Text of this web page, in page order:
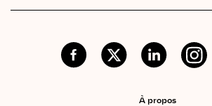
À propos